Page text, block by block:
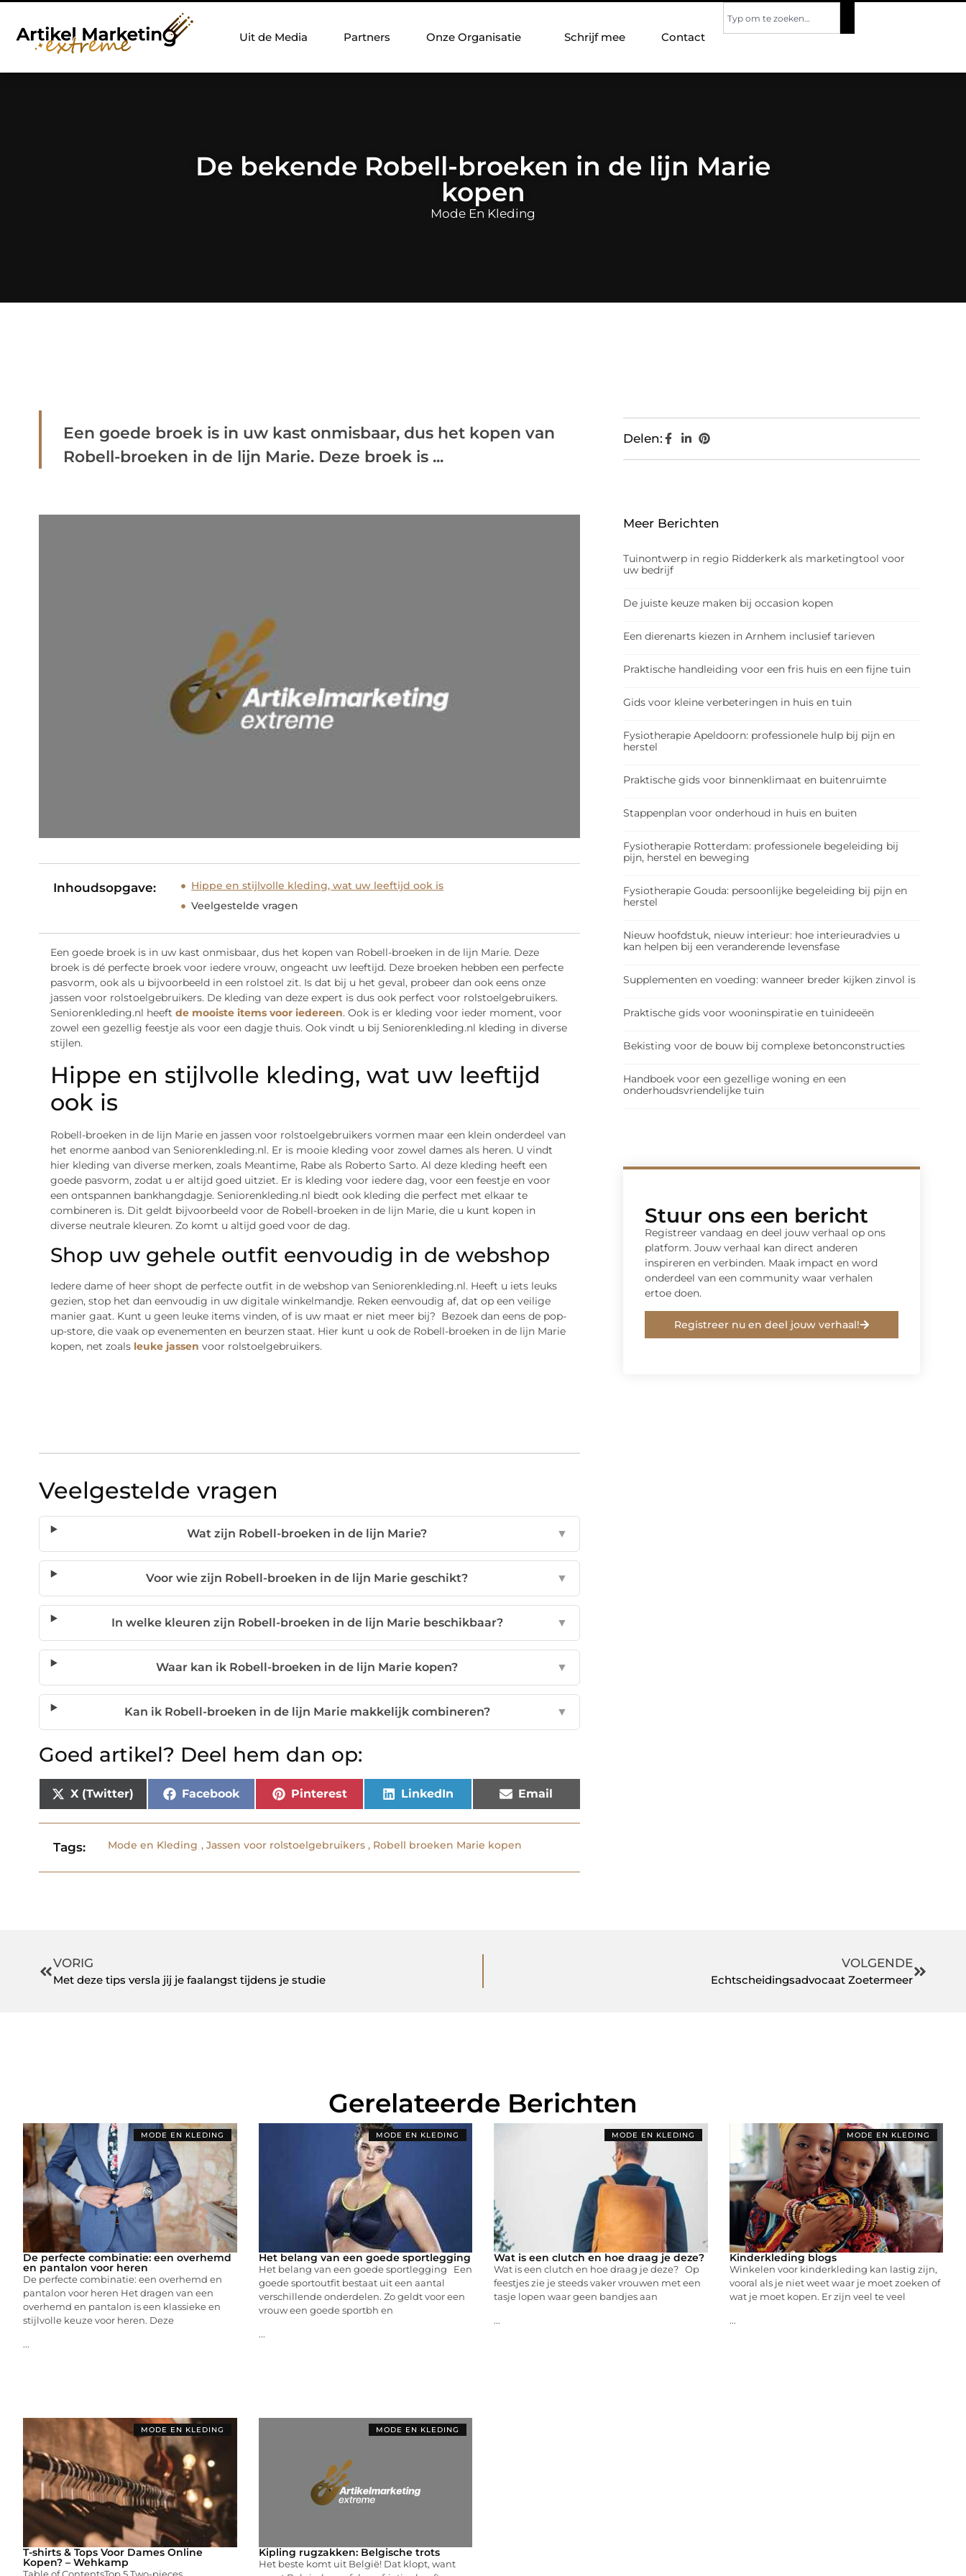
Uit de Media Partners Onze Organisatie Schrijf mee Contact
De bekende Robell-broeken in de lijn Marie
kopen
Mode En Kleding
Een goede broek is in uw kast onmisbaar, dus het kopen van
Robell-broeken in de lijn Marie. Deze broek is ...
Inhoudsopgave:
Hippe en stijlvolle kleding, wat uw leeftijd ook is
Veelgestelde vragen
Een goede broek is in uw kast onmisbaar, dus het kopen van Robell-broeken in de lijn Marie. Deze
broek is dé perfecte broek voor iedere vrouw, ongeacht uw leeftijd. Deze broeken hebben een perfecte
pasvorm, ook als u bijvoorbeeld in een rolstoel zit. Is dat bij u het geval, probeer dan ook eens onze
jassen voor rolstoelgebruikers. De kleding van deze expert is dus ook perfect voor rolstoelgebruikers.
Seniorenkleding.nl heeft de mooiste items voor iedereen. Ook is er kleding voor ieder moment, voor
zowel een gezellig feestje als voor een dagje thuis. Ook vindt u bij Seniorenkleding.nl kleding in diverse
stijlen.
Hippe en stijlvolle kleding, wat uw leeftijd
ook is
Robell-broeken in de lijn Marie en jassen voor rolstoelgebruikers vormen maar een klein onderdeel van
het enorme aanbod van Seniorenkleding.nl. Er is mooie kleding voor zowel dames als heren. U vindt
hier kleding van diverse merken, zoals Meantime, Rabe als Roberto Sarto. Al deze kleding heeft een
goede pasvorm, zodat u er altijd goed uitziet. Er is kleding voor iedere dag, voor een feestje en voor
een ontspannen bankhangdagje. Seniorenkleding.nl biedt ook kleding die perfect met elkaar te
combineren is. Dit geldt bijvoorbeeld voor de Robell-broeken in de lijn Marie, die u kunt kopen in
diverse neutrale kleuren. Zo komt u altijd goed voor de dag.
Shop uw gehele outfit eenvoudig in de webshop
Iedere dame of heer shopt de perfecte outfit in de webshop van Seniorenkleding.nl. Heeft u iets leuks
gezien, stop het dan eenvoudig in uw digitale winkelmandje. Reken eenvoudig af, dat op een veilige
manier gaat. Kunt u geen leuke items vinden, of is uw maat er niet meer bij? Bezoek dan eens de pop-
up-store, die vaak op evenementen en beurzen staat. Hier kunt u ook de Robell-broeken in de lijn Marie
kopen, net zoals leuke jassen voor rolstoelgebruikers.
Veelgestelde vragen
Wat zijn Robell-broeken in de lijn Marie? ▼
Voor wie zijn Robell-broeken in de lijn Marie geschikt? ▼
In welke kleuren zijn Robell-broeken in de lijn Marie beschikbaar? ▼
Waar kan ik Robell-broeken in de lijn Marie kopen? ▼
Kan ik Robell-broeken in de lijn Marie makkelijk combineren? ▼
Goed artikel? Deel hem dan op:
X (Twitter) Facebook Pinterest LinkedIn Email
Tags: Mode en Kleding ,Jassen voor rolstoelgebruikers , Robell broeken Marie kopen
Delen:
Meer Berichten
Tuinontwerp in regio Ridderkerk als marketingtool voor
uw bedrijf
De juiste keuze maken bij occasion kopen
Een dierenarts kiezen in Arnhem inclusief tarieven
Praktische handleiding voor een fris huis en een fijne tuin
Gids voor kleine verbeteringen in huis en tuin
Fysiotherapie Apeldoorn: professionele hulp bij pijn en
herstel
Praktische gids voor binnenklimaat en buitenruimte
Stappenplan voor onderhoud in huis en buiten
Fysiotherapie Rotterdam: professionele begeleiding bij
pijn, herstel en beweging
Fysiotherapie Gouda: persoonlijke begeleiding bij pijn en
herstel
Nieuw hoofdstuk, nieuw interieur: hoe interieuradvies u
kan helpen bij een veranderende levensfase
Supplementen en voeding: wanneer breder kijken zinvol is
Praktische gids voor wooninspiratie en tuinideeën
Bekisting voor de bouw bij complexe betonconstructies
Handboek voor een gezellige woning en een
onderhoudsvriendelijke tuin
Stuur ons een bericht
Registreer vandaag en deel jouw verhaal op ons
platform. Jouw verhaal kan direct anderen
inspireren en verbinden. Maak impact en word
onderdeel van een community waar verhalen
ertoe doen.
Registreer nu en deel jouw verhaal!
VORIG
Met deze tips versla jij je faalangst tijdens je studie
VOLGENDE
Echtscheidingsadvocaat Zoetermeer
Gerelateerde Berichten
MODE EN KLEDING
De perfecte combinatie: een overhemd
en pantalon voor heren
De perfecte combinatie: een overhemd en
pantalon voor heren Het dragen van een
overhemd en pantalon is een klassieke en
stijlvolle keuze voor heren. Deze
...
MODE EN KLEDING
Het belang van een goede sportlegging
Het belang van een goede sportlegging Een
goede sportoutfit bestaat uit een aantal
verschillende onderdelen. Zo geldt voor een
vrouw een goede sportbh en
...
MODE EN KLEDING
Wat is een clutch en hoe draag je deze?
Wat is een clutch en hoe draag je deze? Op
feestjes zie je steeds vaker vrouwen met een
tasje lopen waar geen bandjes aan
...
MODE EN KLEDING
Kinderkleding blogs
Winkelen voor kinderkleding kan lastig zijn,
vooral als je niet weet waar je moet zoeken of
wat je moet kopen. Er zijn veel te veel
...
MODE EN KLEDING
T-shirts & Tops Voor Dames Online
Kopen? – Wehkamp
Table of ContentsTop 5 Two-pieces
MODE EN KLEDING
Kipling rugzakken: Belgische trots
Het beste komt uit België! Dat klopt, want